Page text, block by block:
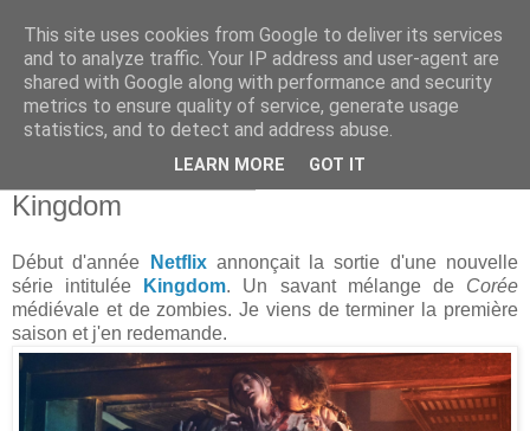
Kingdom
Début d'année Netflix annonçait la sortie d'une nouvelle
série intitulée
Kingdom. Un savant mélange de Corée
médiévale et de zombies. Je viens de terminer la première
saison et j'en redemande.
This site uses cookies from Google to deliver its services
and to analyze traffic. Your IP address and user-agent are
shared with Google along with performance and security
metrics to ensure quality of service, generate usage
statistics, and to detect and address abuse.
LEARN MORE GOT IT